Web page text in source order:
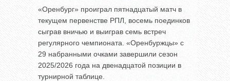
«Оренбург» проиграл пятнадцатый матч в
текущем первенстве РПЛ, восемь поединков
сыграв вничью и выиграв семь встреч
регулярного чемпионата. «Оренбуржцы» с
29 набранными очками завершили сезон
2025/2026 года на двенадцатой позиции в
турнирной таблице.